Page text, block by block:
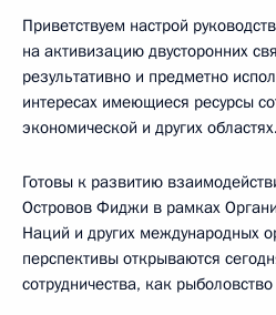
Приветствуем настрой
на активизацию двусторонних
результативно и предметно
интересах имеющиеся ресурсы
экономической и других областях.
Готовы к развитию
Островов Фиджи в рамках
Наций и других международных
перспективы открываются
сотрудничества, как